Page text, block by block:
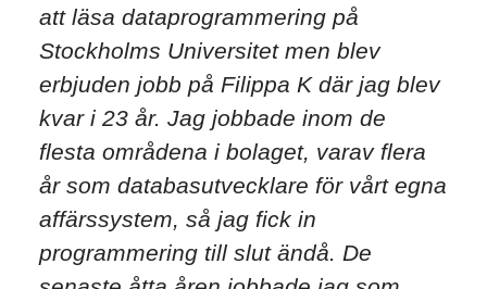
att läsa dataprogrammering på
Stockholms Universitet men blev
erbjuden jobb på Filippa K där jag blev
kvar i 23 år. Jag jobbade inom de
flesta områdena i bolaget, varav flera
år som databasutvecklare för vårt egna
affärssystem, så jag fick in
programmering till slut ändå. De